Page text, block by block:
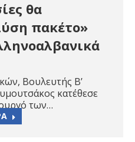
θα
πακέτο»
Βουλευτής Β’
κατέθεσε
των…